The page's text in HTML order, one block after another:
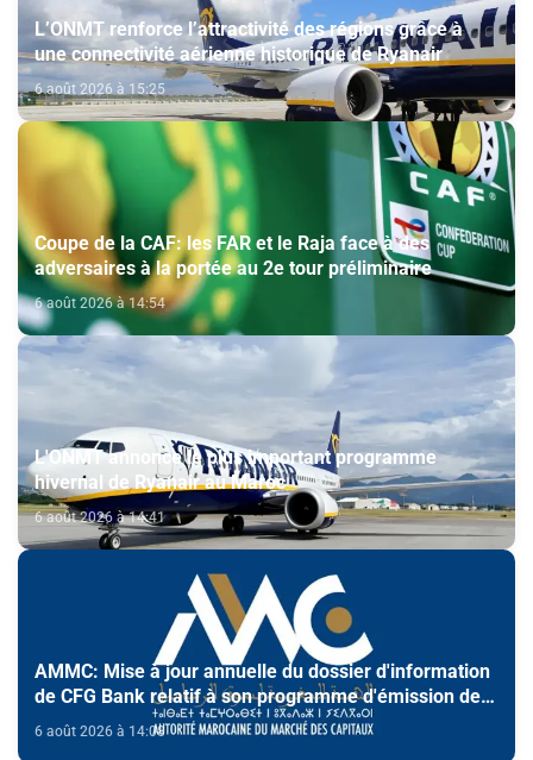
L’ONMT renforce l’attractivité des régions grâce à
une connectivité aérienne historique de Ryanair
6 août 2026 à 15:25
Coupe de la CAF: les FAR et le Raja face à des
adversaires à la portée au 2e tour préliminaire
6 août 2026 à 14:54
L'ONMT annonce le plus important programme
hivernal de Ryanair au Maroc
6 août 2026 à 14:41
AMMC: Mise à jour annuelle du dossier d'information
de CFG Bank relatif à son programme d'émission de
certificats de dépôt
6 août 2026 à 14:08